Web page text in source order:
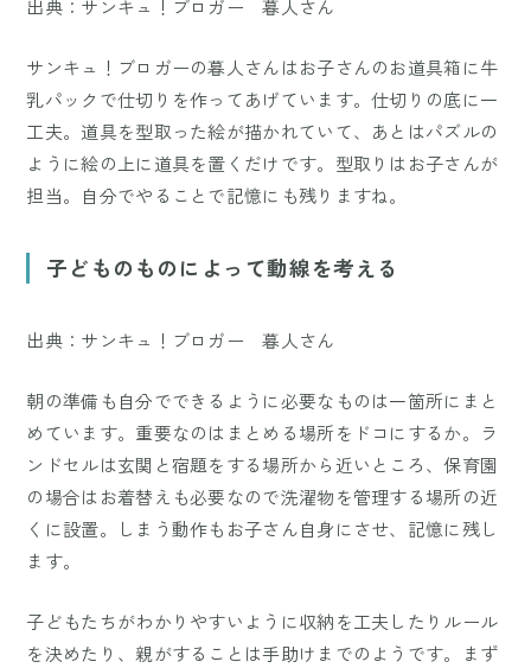
出典：サンキュ！ブロガー 暮人さん
サンキュ！ブロガーの暮人さんはお子さんのお道具箱に牛
乳パックで仕切りを作ってあげています。仕切りの底に一
工夫。道具を型取った絵が描かれていて、あとはパズルの
ように絵の上に道具を置くだけです。型取りはお子さんが
担当。自分でやることで記憶にも残りますね。
子どものものによって動線を考える
出典：サンキュ！ブロガー 暮人さん
朝の準備も自分でできるように必要なものは一箇所にまと
めています。重要なのはまとめる場所をドコにするか。ラ
ンドセルは玄関と宿題をする場所から近いところ、保育園
の場合はお着替えも必要なので洗濯物を管理する場所の近
くに設置。しまう動作もお子さん自身にさせ、記憶に残し
ます。
子どもたちがわかりやすいように収納を工夫したりルール
を決めたり、親がすることは手助けまでのようです。まず